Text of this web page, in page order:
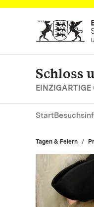
Zum Hauptinhalt
Schloss
EINZIGARTIGE
Start
Tagen & Feiern